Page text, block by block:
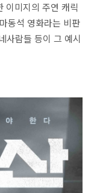
이미지의 주연 캐릭
동석 영화라는 비판
사람들 등이 그 예시